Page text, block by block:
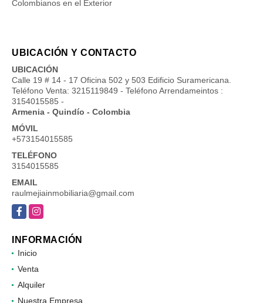
Colombianos en el Exterior
UBICACIÓN Y CONTACTO
UBICACIÓN
Calle 19 # 14 - 17 Oficina 502 y 503 Edificio Suramericana.
Teléfono Venta: 3215119849 - Teléfono Arrendameintos :
3154015585 -
Armenia - Quindío - Colombia
MÓVIL
+573154015585
TELÉFONO
3154015585
EMAIL
raulmejiainmobiliaria@gmail.com
FacebookInstagram
INFORMACIÓN
Inicio
Venta
Alquiler
Nuestra Empresa